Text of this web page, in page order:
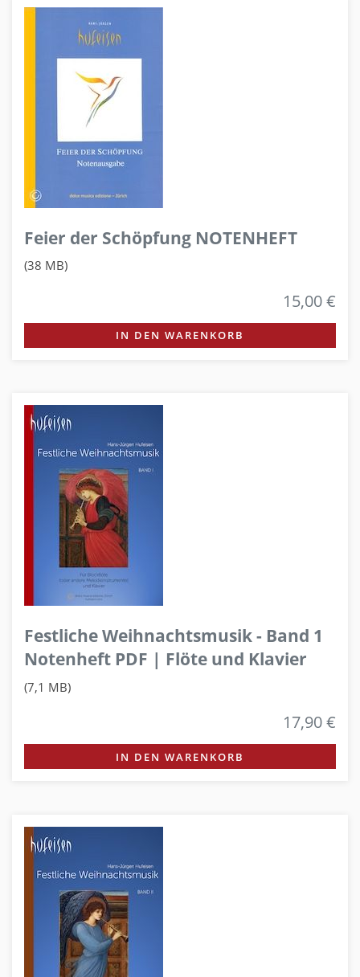
Feier der Schöpfung NOTENHEFT
(38 MB)
15,00 €
IN DEN WARENKORB
Festliche Weihnachtsmusik - Band 1
Notenheft PDF | Flöte und Klavier
(7,1 MB)
17,90 €
IN DEN WARENKORB